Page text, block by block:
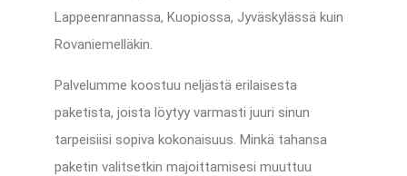
Lappeenrannassa, Kuopiossa, Jyväskylässä kuin
Rovaniemelläkin.
Palvelumme koostuu neljästä erilaisesta
paketista, joista löytyy varmasti juuri sinun
tarpeisiisi sopiva kokonaisuus. Minkä tahansa
paketin valitsetkin majoittamisesi muuttuu